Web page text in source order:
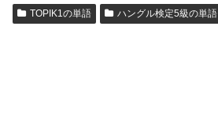
TOPIK1の単語 ハングル検定5級の単語